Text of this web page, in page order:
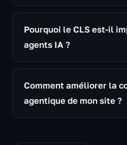
Pourquoi le CLS est-il
agents IA ?
Comment améliorer la
agentique de mon site ?